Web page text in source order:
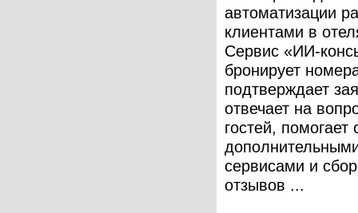
автоматизации
клиентами в
Сервис «ИИ-
бронирует
подтверждает
отвечает на
гостей, помогает
сервисами и
отзывов ...